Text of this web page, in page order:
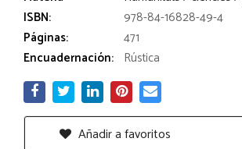
ISBN:
978-84-16828-49-4
Páginas:
471
Encuadernación: Rústica
Añadir a favoritos